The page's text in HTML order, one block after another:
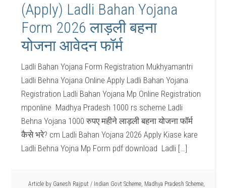
(Apply) Ladli Bahan Yojana
Form 2026 लाड़ली बहना
योजना आवेदन फॉर्म
Ladli Bahan Yojana Form Registration Mukhyamantri
Ladli Behna Yojana Online Apply Ladli Bahan Yojana
Registration Ladli Bahan Yojana Mp Online Registration
mponline Madhya Pradesh 1000 rs scheme Ladli
Behna Yojana 1000 रुपए महीने लाड़ली बहना योजना फॉर्म
कैसे भरे? cm Ladli Bahan Yojana 2026 Apply Kiase kare
Ladli Behna Yojna Mp Form pdf download Ladli […]
Article by Ganesh Rajput / Indian Govt Scheme, Madhya Pradesh Scheme,